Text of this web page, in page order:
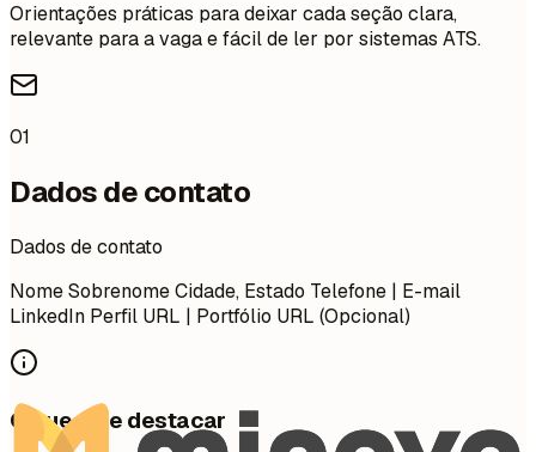
Orientações práticas para deixar cada seção clara,
relevante para a vaga e fácil de ler por sistemas ATS.
01
Dados de contato
Dados de contato
Nome Sobrenome Cidade, Estado Telefone | E-mail
LinkedIn Perfil URL | Portfólio URL (Opcional)
O que vale destacar